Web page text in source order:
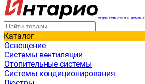
строительство и ремонт
Каталог
Освещение
Системы вентиляции
Отопительные системы
Системы кондиционирования